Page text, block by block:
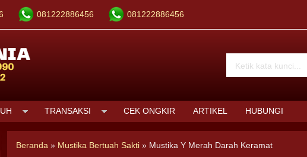
081222886456 081222886456
TRANSAKSI CEK ONGKIR ARTIKEL HUBUNGI
Beranda » Mustika Bertuah Sakti » Mustika Y Merah Darah Keramat